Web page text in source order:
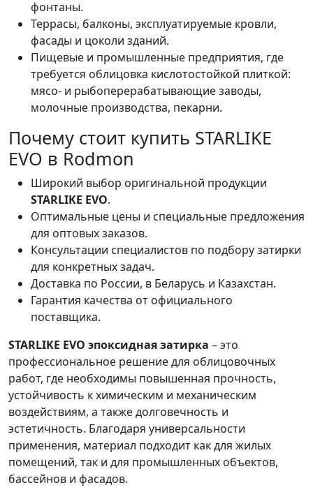
фонтаны.
Террасы, балконы, эксплуатируемые кровли,
фасады и цоколи зданий.
Пищевые и промышленные предприятия, где
требуется облицовка кислотостойкой плиткой:
мясо- и рыбоперерабатывающие заводы,
молочные производства, пекарни.
Почему стоит купить STARLIKE
EVO в Rodmon
Широкий выбор оригинальной продукции
STARLIKE EVO.
Оптимальные цены и специальные предложения
для оптовых заказов.
Консультации специалистов по подбору затирки
для конкретных задач.
Доставка по России, в Беларусь и Казахстан.
Гарантия качества от официального
поставщика.
STARLIKE EVO эпоксидная затирка – это
профессиональное решение для облицовочных
работ, где необходимы повышенная прочность,
устойчивость к химическим и механическим
воздействиям, а также долговечность и
эстетичность. Благодаря универсальности
применения, материал подходит как для жилых
помещений, так и для промышленных объектов,
бассейнов и фасадов.